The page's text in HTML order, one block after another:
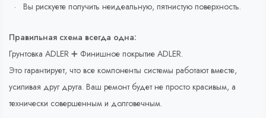
Вы рискуете получить неидеальную, пятнистую поверхность.
Правильная схема всегда одна:
Грунтовка ADLER ➕ Финишное покрытие ADLER.
Это гарантирует, что все компоненты системы работают вместе,
усиливая друг друга. Ваш ремонт будет не просто красивым, а
технически совершенным и долговечным.